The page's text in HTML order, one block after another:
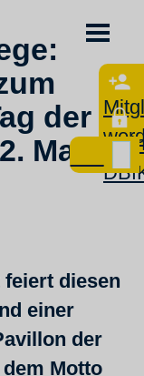
der
Mai in
diesen
einer
der
Motto